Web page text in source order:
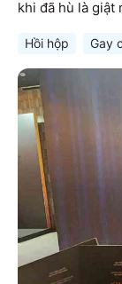
khi đã hù là giật
Hồi hộp Gay